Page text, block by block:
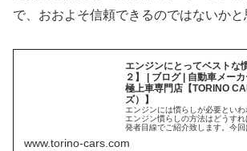
で、おおよそ信頼できるのではないかと
エンジンにとってベストな
２】 | ブログ | 自動車メー
極上車専門店【TORINO
ズ）】
エンジンには慣らしが必要とい
エンジン慣らしの方法はどうす
発者目線でご紹介致します。今回
ます。
www.torino-cars.com